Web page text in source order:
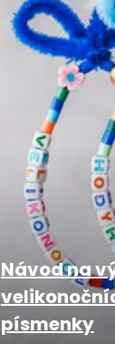
Návod na
písmenky